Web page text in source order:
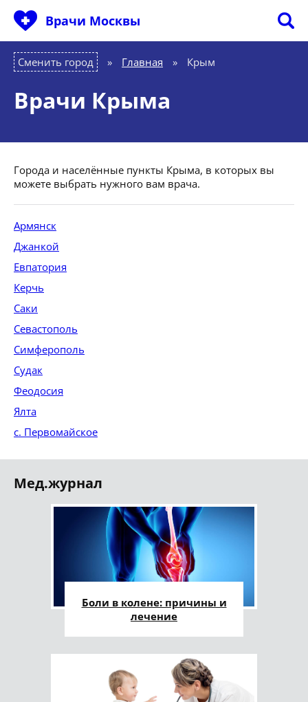
Врачи Москвы
Сменить город Главная » Крым
Врачи Крыма
Города и населённые пункты Крыма, в которых вы
можете выбрать нужного вам врача.
Армянск
Джанкой
Евпатория
Керчь
Саки
Севастополь
Симферополь
Судак
Феодосия
Ялта
с. Первомайское
Мед.журнал
Боли в колене: причины и
лечение